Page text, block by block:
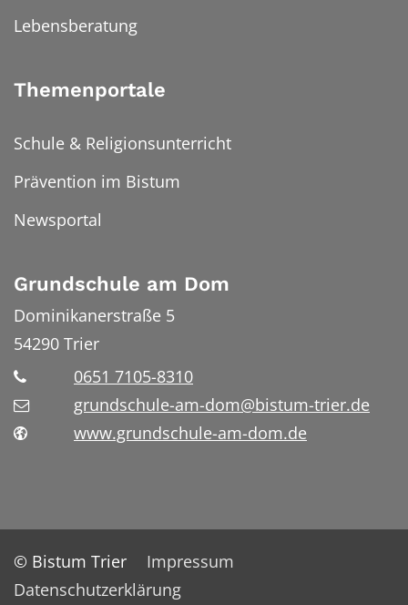
Lebensberatung
Themenportale
Schule & Religionsunterricht
Prävention im Bistum
Newsportal
Grundschule am Dom
Dominikanerstraße 5
54290 Trier
0651 7105-8310
grundschule-am-dom@bistum-trier.de
www.grundschule-am-dom.de
© Bistum Trier
Impressum
Datenschutzerklärung